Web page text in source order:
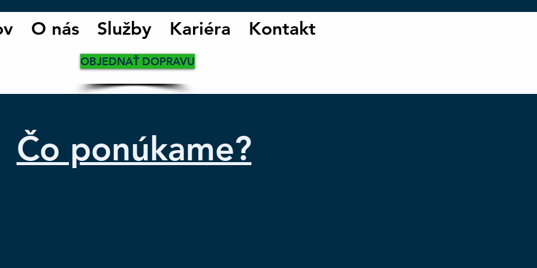
O nás Služby Kariéra Kontakt
OBJEDNAŤ DOPRAVU
Čo ponúkame?